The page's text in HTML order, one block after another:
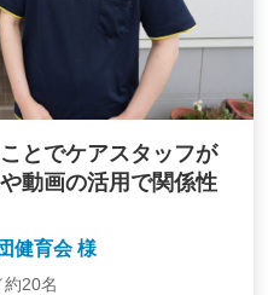
とでケアスタッフが
動画の活用で関係性
健育会 様
20名